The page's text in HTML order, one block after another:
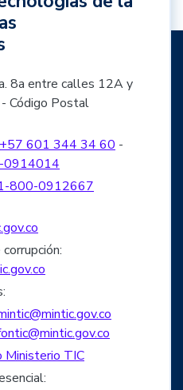
8a entre calles 12A y
Código Postal
+57 601 344 34 60 -
800-0912667
Ministerio TIC